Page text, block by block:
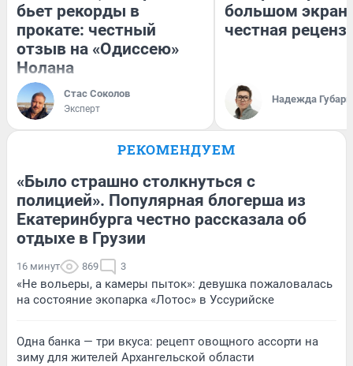
бьет рекорды в
прокате: честный
отзыв на «Одиссею»
Нолана
Стас Соколов
Эксперт
большом
честная
Надежда Губарь
РЕКОМЕНДУЕМ
«Было страшно столкнуться с
полицией». Популярная блогерша из
Екатеринбурга честно рассказала об
отдыхе в Грузии
16 минут 869 3
«Не вольеры, а камеры пыток»: девушка пожаловалась
на состояние экопарка «Лотос» в Уссурийске
Одна банка — три вкуса: рецепт овощного ассорти на
зиму для жителей Архангельской области